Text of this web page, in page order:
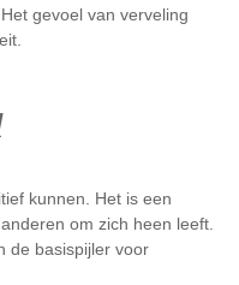
gevoel van verveling
kunnen. Het is een
om zich heen leeft.
de basispijler voor